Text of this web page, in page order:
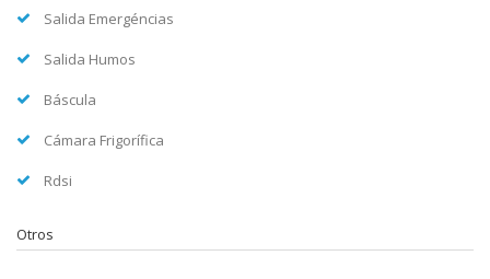
Salida Emergéncias
Salida Humos
Báscula
Cámara Frigorífica
Rdsi
Otros